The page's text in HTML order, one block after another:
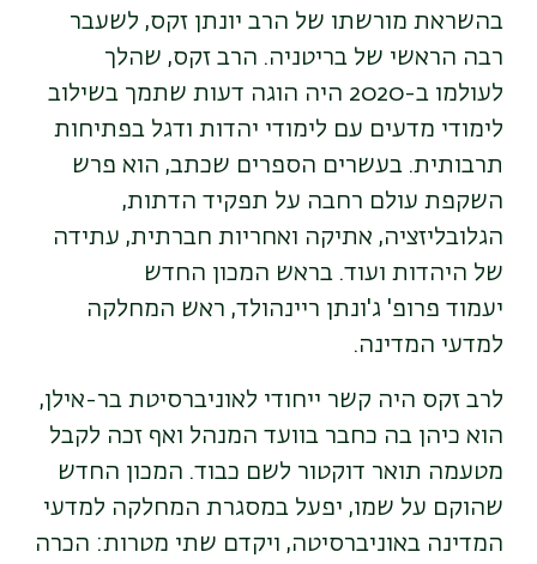
בהשראת מורשתו של הרב יונתן זקס, לשעבר
רבה הראשי של בריטניה. הרב זקס, שהלך
לעולמו ב-2020 היה הוגה דעות שתמך בשילוב
לימודי מדעים עם לימודי יהדות ודגל בפתיחות
תרבותית. בעשרים הספרים שכתב, הוא פרש
השקפת עולם רחבה על תפקיד הדתות,
הגלובליזציה, אתיקה ואחריות חברתית, עתידה
של היהדות ועוד. בראש המכון החדש
יעמוד פרופ' ג'ונתן ריינהולד, ראש המחלקה
למדעי המדינה.
לרב זקס היה קשר ייחודי לאוניברסיטת בר-אילן,
הוא כיהן בה כחבר בוועד המנהל ואף זכה לקבל
מטעמה תואר דוקטור לשם כבוד. המכון החדש
שהוקם על שמו, יפעל במסגרת המחלקה למדעי
המדינה באוניברסיטה, ויקדם שתי מטרות: הכרה